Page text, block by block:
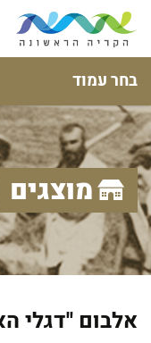
בחר עמוד
מוצגים
אלבום ''דגלי